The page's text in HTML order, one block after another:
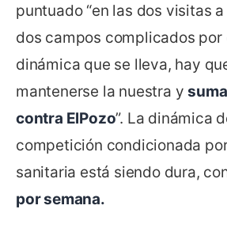
puntuado “en las dos visitas
dos campos complicados por
dinámica que se lleva, hay
mantenerse la nuestra y
contra ElPozo”. La dinámica
competición condicionada
sanitaria está siendo dura,
por semana.